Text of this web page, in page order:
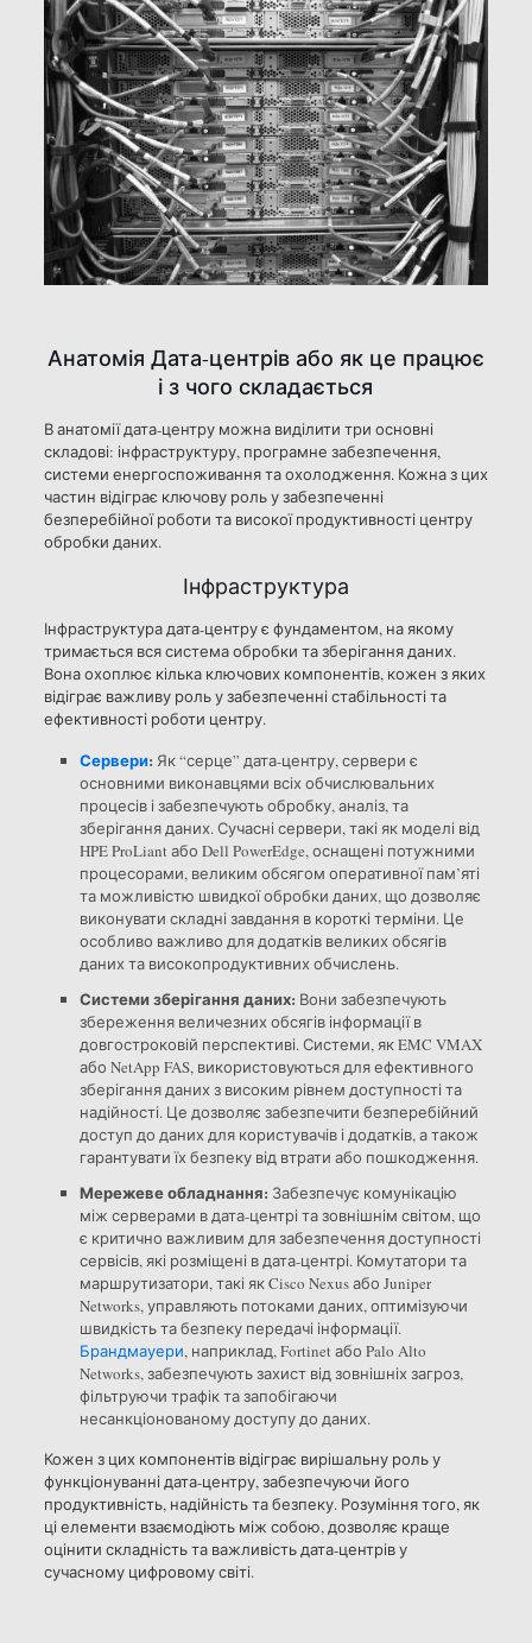
Анатомія Дата-центрів або як це працює
і з чого складається
В анатомії дата-центру можна виділити три основні
складові: інфраструктуру, програмне забезпечення,
системи енергоспоживання та охолодження. Кожна з цих
частин відіграє ключову роль у забезпеченні
безперебійної роботи та високої продуктивності центру
обробки даних.
Інфраструктура
Інфраструктура дата-центру є фундаментом, на якому
тримається вся система обробки та зберігання даних.
Вона охоплює кілька ключових компонентів, кожен з яких
відіграє важливу роль у забезпеченні стабільності та
ефективності роботи центру.
Сервери: Як “серце” дата-центру, сервери є
основними виконавцями всіх обчислювальних
процесів і забезпечують обробку, аналіз, та
зберігання даних. Сучасні сервери, такі як моделі від
HPE ProLiant або Dell PowerEdge, оснащені потужними
процесорами, великим обсягом оперативної пам’яті
та можливістю швидкої обробки даних, що дозволяє
виконувати складні завдання в короткі терміни. Це
особливо важливо для додатків великих обсягів
даних та високопродуктивних обчислень.
Системи зберігання даних: Вони забезпечують
збереження величезних обсягів інформації в
довгостроковій перспективі. Системи, як EMC VMAX
або NetApp FAS, використовуються для ефективного
зберігання даних з високим рівнем доступності та
надійності. Це дозволяє забезпечити безперебійний
доступ до даних для користувачів і додатків, а також
гарантувати їх безпеку від втрати або пошкодження.
Мережеве обладнання: Забезпечує комунікацію
між серверами в дата-центрі та зовнішнім світом, що
є критично важливим для забезпечення доступності
сервісів, які розміщені в дата-центрі. Комутатори та
маршрутизатори, такі як Cisco Nexus або Juniper
Networks, управляють потоками даних, оптимізуючи
швидкість та безпеку передачі інформації.
Брандмауери, наприклад, Fortinet або Palo Alto
Networks, забезпечують захист від зовнішніх загроз,
фільтруючи трафік та запобігаючи
несанкціонованому доступу до даних.
Кожен з цих компонентів відіграє вирішальну роль у
функціонуванні дата-центру, забезпечуючи його
продуктивність, надійність та безпеку. Розуміння того, як
ці елементи взаємодіють між собою, дозволяє краще
оцінити складність та важливість дата-центрів у
сучасному цифровому світі.